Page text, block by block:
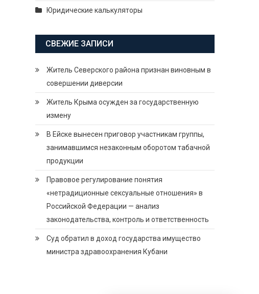
Юридические калькуляторы
СВЕЖИЕ ЗАПИСИ
Житель Северского района признан виновным в
совершении диверсии
Житель Крыма осужден за государственную
измену
В Ейске вынесен приговор участникам группы,
занимавшимся незаконным оборотом табачной
продукции
Правовое регулирование понятия
«нетрадиционные сексуальные отношения» в
Российской Федерации — анализ
законодательства, контроль и ответственность
Суд обратил в доход государства имущество
министра здравоохранения Кубани